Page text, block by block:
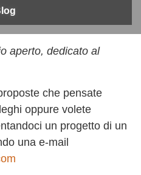
aperto, dedicato al
che pensate
oppure volete
un progetto di un
una e-mail